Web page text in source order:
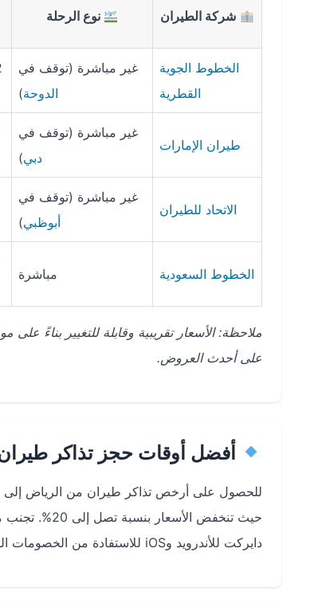
شركة الطيران نوع الرحلة
الخطوط الجوية
القطرية
غير مباشرة (توقف في
الدوحة)
طيران الإمارات
غير مباشرة (توقف في
دبي)
الاتحاد للطيران
غير مباشرة (توقف في
أبوظبي)
الخطوط السعودية مباشرة
ملاحظة: الأسعار تقريبية وقابلة للتغيير بناءً
على أحدث العروض.
أفضل أوقات حجز تذاكر
للحصول على أرخص تذاكر طيران من الرياض إلى
حيث تنخفض
دايركت للأندرويد وiOS للاستفادة من الخصومات الحصرية.